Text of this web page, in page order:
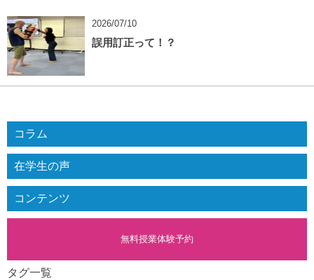
2026/07/10
誤用訂正って！？
コラム
在学生の声
コンテンツ
無料授業体験予約
タグ一覧